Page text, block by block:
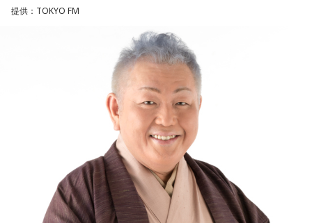
＜番組概要＞
放送エリア：TOKYO FMをはじめとする、JFN全国38局ネッ
放送日時：毎週土曜 13:00～13:53
パーソナリティ：遠山大輔（グランジ）、潮紗理菜
https://www.tfm.co.jp/countdownjapan/
@JA_CDJ
放送日時：毎週金曜 11:30～11:55
https://www.tfm.co.jp/hitoiki/
@hot_hitoiki46
た世界最大級の音楽フェスティバル「SXSW（サウス・バイ・
サウスウエスト）」の出演や中国ツアーの開催など、海外で
のライブも経験。そのほか、2019年公開の映画「惡の華」で
は主題歌と劇中歌を担当し、今年4月から放送されたテレビド
ラマ版「惡の華」では、たかはしほのかさんが劇伴を担当。
そして、今秋には初のアジアツアーの開催が決定していま
遠山：僕は「惡の華」が好きで、（テレビドラマ版ではW主
演の）あのちゃんと鈴木福くんがめちゃくちゃ素晴らしかっ
たですけど、そういうドラマの音楽って、どう作っていく
ほのか：私も今回初めて関わらせてもらったんですけど、今
提供：TOKYO FM